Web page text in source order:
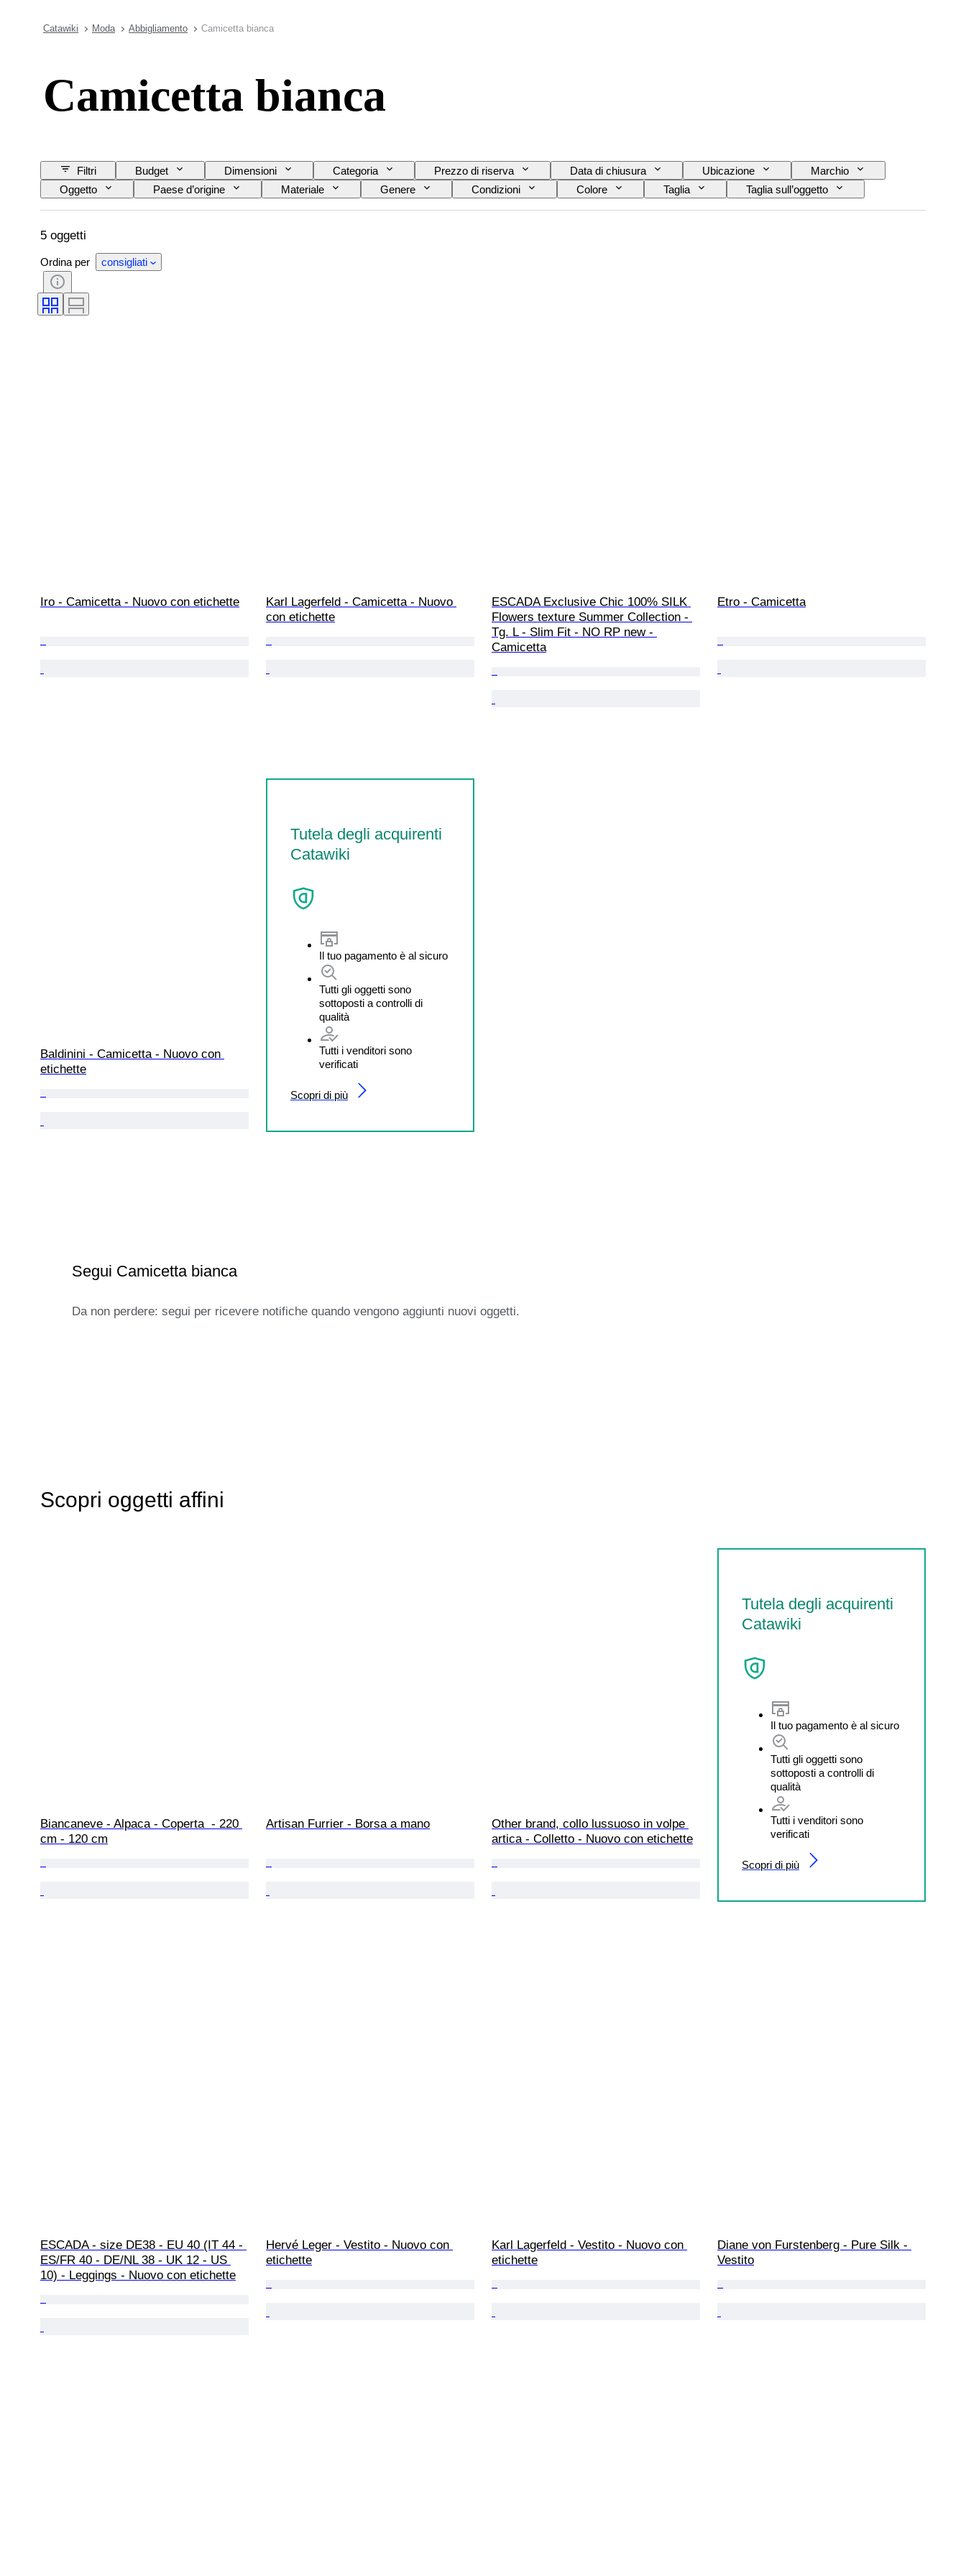
Catawiki Moda Abbigliamento Camicetta bianca
Camicetta bianca
Filtri Budget Dimensioni Categoria Prezzo di riserva Data di chiusura Ubicazione
Marchio
Oggetto
Paese d’origine Materiale Genere Condizioni Colore Taglia
Taglia sull’oggetto
Motivo
Taglia del colletto della camicia Epoca
5 oggetti
Ordina per consigliati
Iro - Camicetta - Nuovo con etichette
Karl Lagerfeld - Camicetta - Nuovo
con etichette
ESCADA Exclusive Chic 100% SILK
Flowers texture Summer Collection -
Tg. L - Slim Fit - NO RP new -
Camicetta
Etro - Camicetta
Baldinini - Camicetta - Nuovo con
etichette
Tutela degli acquirenti
Catawiki
Il tuo pagamento è al sicuro
Tutti gli oggetti sono
sottoposti a controlli di
qualità
Tutti i venditori sono
verificati
Scopri di più
Segui Camicetta bianca
Da non perdere: segui per ricevere notifiche quando vengono aggiunti nuovi oggetti.
Scopri oggetti affini
Tutela degli acquirenti
Catawiki
Il tuo pagamento è al sicuro
Tutti gli oggetti sono
sottoposti a controlli di
qualità
Tutti i venditori sono
verificati
Scopri di più
Biancaneve - Alpaca - Coperta  - 220
cm - 120 cm
Artisan Furrier - Borsa a mano
Other brand, collo lussuoso in volpe
artica - Colletto - Nuovo con etichette
ESCADA - size DE38 - EU 40 (IT 44 -
ES/FR 40 - DE/NL 38 - UK 12 - US
10) - Leggings - Nuovo con etichette
Hervé Leger - Vestito - Nuovo con
etichette
Karl Lagerfeld - Vestito - Nuovo con
etichette
Diane von Furstenberg - Pure Silk -
Vestito